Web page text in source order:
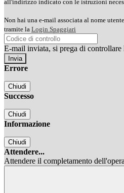
all'indirizzo indicato con le istruzioni
Non hai una e-mail associata al nome
tramite la Login Spaggiari
E-mail inviata, si prega di controllare
Errore
Chiudi
Successo
Chiudi
Informazione
Chiudi
Attendere...
Attendere il completamento